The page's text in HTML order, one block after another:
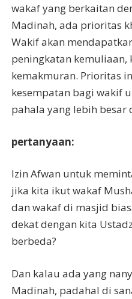
wakaf yang berkaitan
Madinah, ada prioritas
Wakif akan
peningkatan kemuliaan,
kemakmuran. Prioritas
kesempatan bagi wakif
pahala yang lebih besar
pertanyaan:
Izin Afwan untuk
jika kita ikut wakaf
dan wakaf di masjid
dekat dengan kita
berbeda?
Dan kalau ada yang
Madinah, padahal di